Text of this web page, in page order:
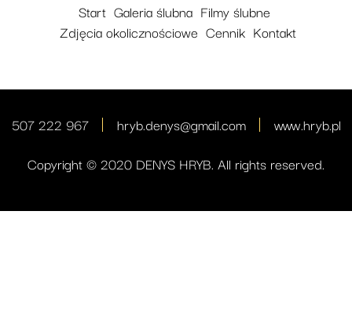
Start Galeria ślubna Filmy ślubne
Zdjęcia okolicznościowe Cennik Kontakt
Copyright © 2020 DENYS HRYB. All rights reserved.
507 222 967 hryb.denys@gmail.com www.hryb.pl